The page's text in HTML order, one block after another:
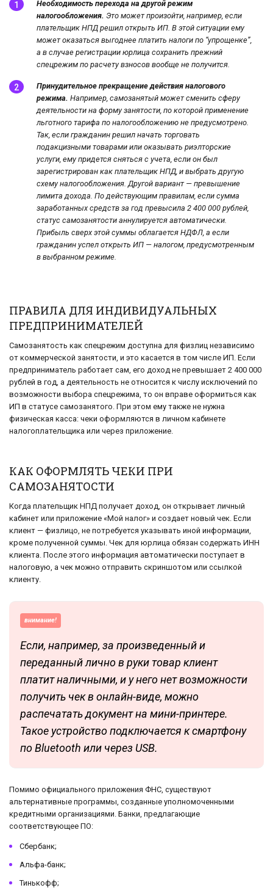
Необходимость перехода на другой режим
налогообложения. Это может произойти, например, если
плательщик НПД решил открыть ИП. В этой ситуации ему
может оказаться выгоднее платить налоги по “упрощенке”,
а в случае регистрации юрлица сохранить прежний
спецрежим по расчету взносов вообще не получится.
Принудительное прекращение действия налогового
режима. Например, самозанятый может сменить сферу
деятельности на форму занятости, по которой применение
льготного тарифа по налогообложению не предусмотрено.
Так, если гражданин решил начать торговать
подакцизными товарами или оказывать риэлторские
услуги, ему придется сняться с учета, если он был
зарегистрирован как плательщик НПД, и выбрать другую
схему налогообложения. Другой вариант — превышение
лимита дохода. По действующим правилам, если сумма
заработанных средств за год превысила 2 400 000 рублей,
статус самозанятости аннулируется автоматически.
Прибыль сверх этой суммы облагается НДФЛ, а если
гражданин успел открыть ИП — налогом, предусмотренным
в выбранном режиме.
ПРАВИЛА ДЛЯ ИНДИВИДУАЛЬНЫХ
ПРЕДПРИНИМАТЕЛЕЙ
Самозанятость как спецрежим доступна для физлиц независимо
от коммерческой занятости, и это касается в том числе ИП. Если
предприниматель работает сам, его доход не превышает 2 400 000
рублей в год, а деятельность не относится к числу исключений по
возможности выбора спецрежима, то он вправе оформиться как
ИП в статусе самозанятого. При этом ему также не нужна
физическая касса: чеки оформляются в личном кабинете
налогоплательщика или через приложение.
КАК ОФОРМЛЯТЬ ЧЕКИ ПРИ
САМОЗАНЯТОСТИ
Когда плательщик НПД получает доход, он открывает личный
кабинет или приложение «Мой налог» и создает новый чек. Если
клиент — физлицо, не потребуется указывать иной информации,
кроме полученной суммы. Чек для юрлица обязан содержать ИНН
клиента. После этого информация автоматически поступает в
налоговую, а чек можно отправить скриншотом или ссылкой
клиенту.
внимание!
Если, например, за произведенный и
переданный лично в руки товар клиент
платит наличными, и у него нет возможности
получить чек в онлайн-виде, можно
распечатать документ на мини-принтере.
Такое устройство подключается к смартфону
по Bluetooth или через USB.
Помимо официального приложения ФНС, существуют
альтернативные программы, созданные уполномоченными
кредитными организациями. Банки, предлагающие
соответствующее ПО:
Сбербанк;
Альфа-банк;
Тинькофф;